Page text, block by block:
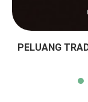
PELUANG